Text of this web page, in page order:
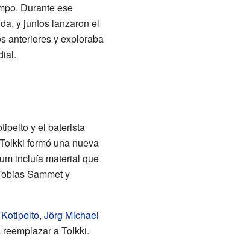
Durante ese
y juntos lanzaron el
anteriores y exploraba
y el baterista
formó una nueva
incluía material que
Sammet y
, Jörg Michael
a Tolkki.